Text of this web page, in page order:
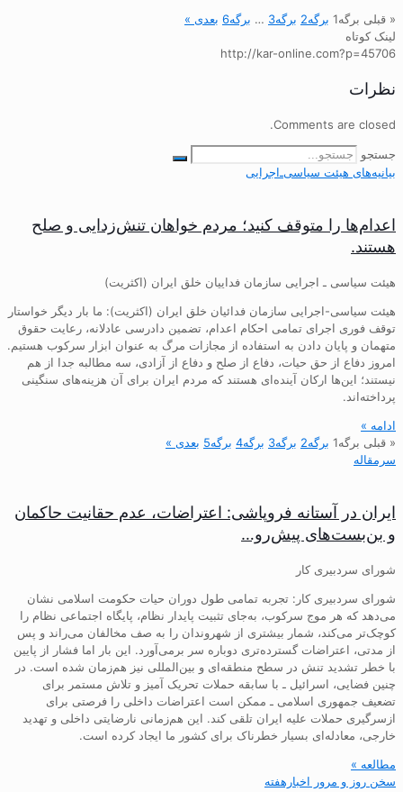
« قبلی برگه1 برگه2 برگه3
… برگه6 بعدی »
لینک کوتاه
http://kar-online.com?p=45706
نظرات
Comments are closed.
جستجو
بیانیه‌های هیئت‌ سیاسی‌ـ‌اجرایی
اعدام‌ها را متوقف کنید؛ مردم خواهان تنش‌زدایی و صلح
هستند.
هیئت سیاسی ـ اجرایی سازمان فداییان خلق ایران (اکثریت)
هیئت سیاسی-اجرایی سازمان فدائیان خلق ایران (اکثریت): ما بار دیگر خواستار
توقف فوری اجرای تمامی احکام اعدام، تضمین دادرسی عادلانه، رعایت حقوق
متهمان و پایان دادن به استفاده از مجازات مرگ به عنوان ابزار سرکوب هستیم.
امروز دفاع از حق حیات، دفاع از صلح و دفاع از آزادی، سه مطالبه جدا از هم
نیستند؛ این‌ها ارکان آینده‌ای هستند که مردم ایران برای آن هزینه‌های سنگینی
پرداخته‌اند.
ادامه »
« قبلی برگه1 برگه2 برگه3 برگه4 برگه5 بعدی »
سرمقاله
ایران در آستانه فروپاشی: اعتراضات، عدم حقانیت حاکمان
و بن‌بست‌های پیش‌رو…
شورای سردبیری کار
شورای سردبیری کار: تجربه تمامی طول دوران حیات حکومت اسلامی نشان
می‌دهد که هر موج سرکوب، به‌جای تثبیت پایدار نظام، پایگاه اجتماعی نظام را
کوچک‌تر می‌کند، شمار بیشتری از شهروندان را به صف مخالفان می‌راند و پس
از مدتی، اعتراضات گسترده‌تری دوباره سر برمی‌آورد. این بار اما فشار از پایین
با خطر تشدید تنش در سطح منطقه‌ای و بین‌المللی نیز هم‌زمان شده است. در
چنین فضایی، اسرائیل ـ با سابقه حملات تحریک آمیز و تلاش مستمر برای
تضعیف جمهوری اسلامی ـ ممکن است اعتراضات داخلی را فرصتی برای
ازسرگیری حملات علیه ایران تلقی کند. این هم‌زمانی نارضایتی داخلی و تهدید
خارجی، معادله‌ای بسیار خطرناک برای کشور ما ایجاد کرده است.
مطالعه »
سخن روز و مرور اخبارهفته